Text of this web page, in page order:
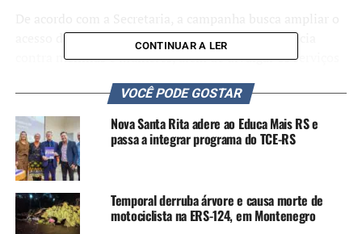
acesso da população a informações sobre a violência
contra meninas e mulheres, além de divulgar os serviços
como buscar apoio e realizar denúncias.
TÓPICOS RELACIONADOS:
CANOAS
COMBATE À VIOLÊNCIA DOMÉSTICCA
A SEGUIR UP
Parque Canoas de Inovação aprova instalação de duas
novas empresas
CONTINUAR A LER
VOCÊ PODE GOSTAR
Nova Santa Rita adere ao Educa Mais RS e
passa a integrar programa do TCE-RS
Temporal derruba árvore e causa morte de
motociclista na ERS-124, em Montenegro